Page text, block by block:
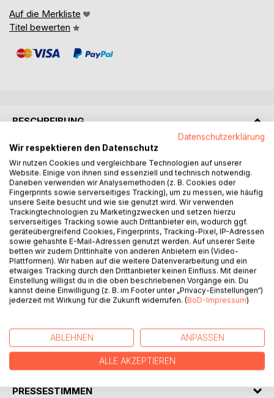
Auf die Merkliste
Titel bewerten
BESCHREIBUNG
Wie würdest Du Dich entscheiden, wenn Dich die Liebe
ohne Vorwarnung mit voller Wucht mitten ins Herz träfe?
Mick jedenfalls steht vor der schwersten Entscheidung
seines Lebens. Für seinen Job als Elitepolizist beim Berliner
SEK hat er jahrelang gekämpft.
Und nun, da er auf dem Olymp seiner Karriere steht, gerät
alles aus den Fugen. Wegen einer Frau, die über 9000
Kilometer entfernt auf einer heruntergekommenen Ranch in
Kalifornien lebt, um hilflose, ausgesetzte Tiere zu retten.
Und die verdammt schwer zu zähmen ist.
PRESSESTIMMEN
Datenschutzerklärung
Wir respektieren den Datenschutz
Wir nutzen Cookies und vergleichbare Technologien auf unserer
Website. Einige von ihnen sind essenziell und technisch notwendig.
Daneben verwenden wir Analysemethoden (z. B. Cookies oder
Fingerprints sowie serverseitiges Tracking), um zu messen, wie häufig
unsere Seite besucht und wie sie genutzt wird. Wir verwenden
Trackingtechnologien zu Marketingzwecken und setzen hierzu
serverseitiges Tracking sowie auch Drittanbieter ein, wodurch ggf.
geräteübergreifend Cookies, Fingerprints, Tracking-Pixel, IP-Adressen
sowie gehashte E-Mail-Adressen genutzt werden. Auf unserer Seite
betten wir zudem Drittinhalte von anderen Anbietern ein (Video-
Plattformen). Wir haben auf die weitere Datenverarbeitung und ein
etwaiges Tracking durch den Drittanbieter keinen Einfluss. Mit deiner
Einstellung willigst du in die oben beschriebenen Vorgänge ein. Du
kannst deine Einwilligung (z. B. im Footer unter „Privacy-Einstellungen“)
jederzeit mit Wirkung für die Zukunft widerrufen. (BoD-Impressum)
ABLEHNEN ANPASSEN
ALLE AKZEPTIEREN